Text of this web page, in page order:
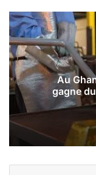
Au
gagne